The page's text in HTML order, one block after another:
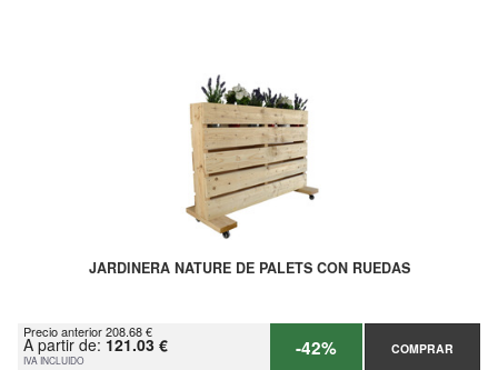
JARDINERA NATURE DE PALETS CON RUEDAS
Precio anterior 208.68 €
A partir de: 121.03 €
IVA INCLUIDO -42% COMPRAR